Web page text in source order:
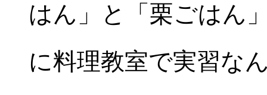
はん」と「栗ごはん
に料理教室で実習な